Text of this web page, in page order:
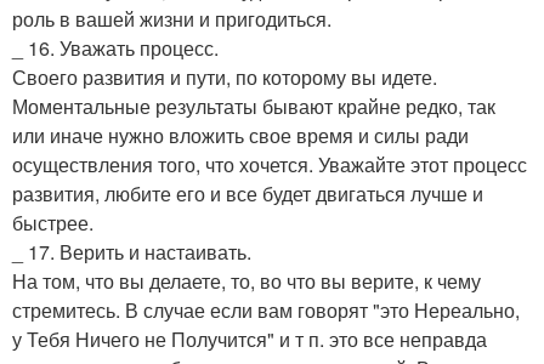
роль в вашей жизни и пригодиться.
_ 16. Уважать процесс.
Своего развития и пути, по которому вы идете.
Моментальные результаты бывают крайне редко, так
или иначе нужно вложить свое время и силы ради
осуществления того, что хочется. Уважайте этот процесс
развития, любите его и все будет двигаться лучше и
быстрее.
_ 17. Верить и настаивать.
На том, что вы делаете, то, во что вы верите, к чему
стремитесь. В случае если вам говорят "это Нереально,
у Тебя Ничего не Получится" и т п. это все неправда